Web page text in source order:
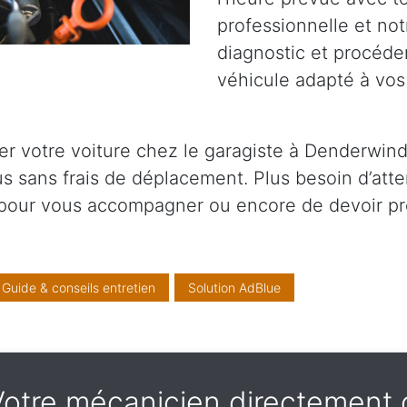
professionnelle et
diagnostic et
véhicule adapté à
votre voiture chez le garagiste à
sans frais de déplacement. Plus besoin
vous accompagner ou encore de devoir
Guide & conseils entretien Solution AdBlue